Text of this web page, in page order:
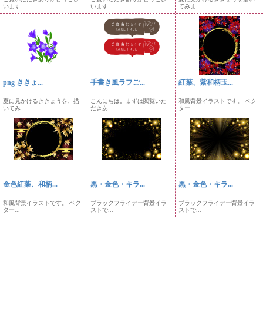
います...
います...
てみま...
png ききょ...
夏に見かけるききょうを、描
いてみ...
手書き風ラフご...
こんにちは。まずは閲覧いた
だきあ...
紅葉、紫和柄玉...
和風背景イラストです。 ベク
ター...
金色紅葉、和柄...
和風背景イラストです。 ベク
ター...
黒・金色・キラ...
ブラックフライデー背景イラ
ストで...
黒・金色・キラ...
ブラックフライデー背景イラ
ストで...